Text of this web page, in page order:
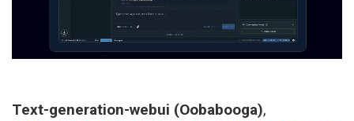
Text-generation-webui (Oobabooga),